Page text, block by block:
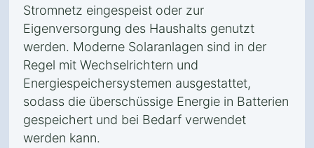
Stromnetz eingespeist oder zur
Eigenversorgung des Haushalts genutzt
werden. Moderne Solaranlagen sind in der
Regel mit Wechselrichtern und
Energiespeichersystemen ausgestattet,
sodass die überschüssige Energie in Batterien
gespeichert und bei Bedarf verwendet
werden kann.